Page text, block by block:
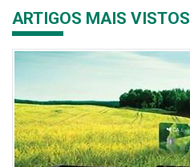
ARTIGOS MAIS VISTOS